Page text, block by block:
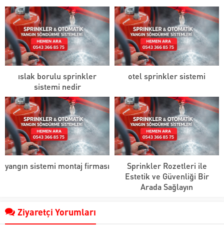
ıslak borulu sprinkler
sistemi nedir
otel sprinkler sistemi
yangın sistemi montaj firması
Sprinkler Rozetleri ile
Estetik ve Güvenliği Bir
Arada Sağlayın
Ziyaretçi Yorumları